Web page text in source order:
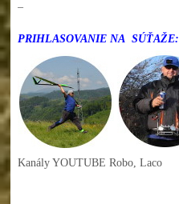
–
PRIHLASOVANIE NA SÚŤAŽE:
Kanály YOUTUBE Robo, Laco